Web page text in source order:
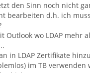
den Sinn noch nicht
bearbeiten d.h. ich
Outlook wo LDAP mehr
in LDAP Zertifikate
im TB verwenden